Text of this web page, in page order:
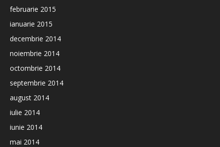
februarie 2015
ianuarie 2015
decembrie 2014
noiembrie 2014
octombrie 2014
septembrie 2014
august 2014
iulie 2014
iunie 2014
mai 2014